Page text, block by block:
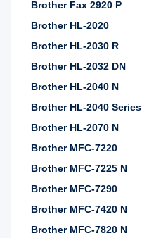
Brother Fax 2920 P
Brother HL-2020
Brother HL-2030 R
Brother HL-2032 DN
Brother HL-2040 N
Brother HL-2040 Series
Brother HL-2070 N
Brother MFC-7220
Brother MFC-7225 N
Brother MFC-7290
Brother MFC-7420 N
Brother MFC-7820 N